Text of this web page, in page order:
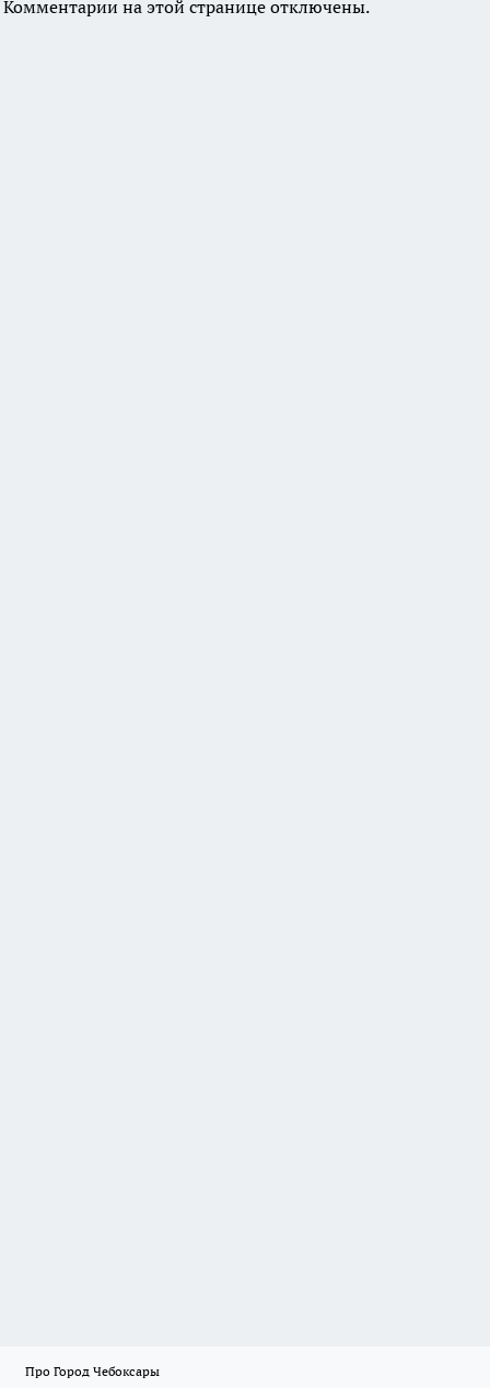
Комментарии на этой странице отключены.
Про Город Чебоксары